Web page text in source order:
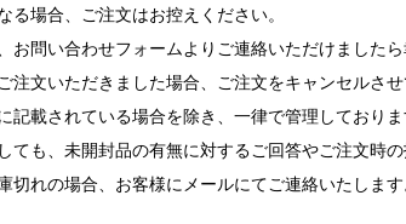
る場合、ご注文はお控えください。
問い合わせフォームよりご連絡いただけましたら
文いただきました場合、ご注文をキャンセルさ
記載されている場合を除き、一律で管理しておりま
も、未開封品の有無に対するご回答やご注文時の
切れの場合、お客様にメールにてご連絡いたしま